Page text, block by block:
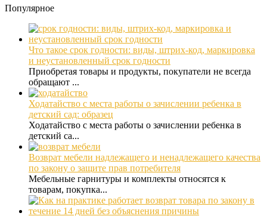
Популярное
Что такое срок годности: виды, штрих-код, маркировка
и неустановленный срок годности
Приобретая товары и продукты, покупатели не всегда
обращают ...
Ходатайство с места работы о зачислении ребенка в
детский сад: образец
Ходатайство с места работы о зачислении ребенка в
детский са...
Возврат мебели надлежащего и ненадлежащего качества
по закону о защите прав потребителя
Мебельные гарнитуры и комплекты относятся к
товарам, покупка...